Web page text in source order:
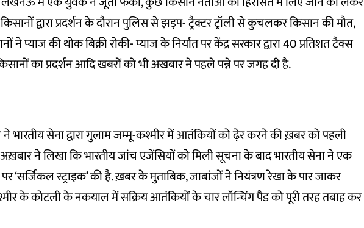
द्वारा प्रदर्शन के दौरान पुलिस से झड़प- ट्रैक्टर ट्रॉली से कुचलकर किसान की मौत,
ने प्याज की थोक बिक्री रोकी- प्याज के निर्यात पर केंद्र सरकार द्वारा 40 प्रतिशत टैक्स
का प्रदर्शन आदि खबरों को भी अखबार ने पहले पन्ने पर जगह दी है.
ने भारतीय सेना द्वारा गुलाम जम्मू-कश्मीर में आतंकियों को ढ़ेर करने की ख़बर को पहली
अख़बार ने लिखा कि भारतीय जांच एजेंसियों को मिली सूचना के बाद भारतीय सेना ने एक
‘सर्जिकल स्ट्राइक’ की है. ख़बर के मुताबिक, जाबांजों ने नियंत्रण रेखा के पार जाकर
के कोटली के नकयाल में सक्रिय आतंकियों के चार लॉन्चिंग पैड को पूरी तरह तबाह कर